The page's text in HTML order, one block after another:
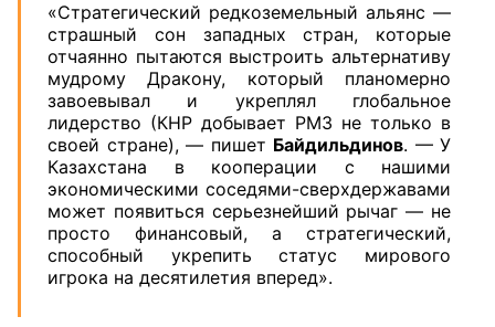
«Стратегический редкоземельный альянс —
страшный сон западных стран, которые
отчаянно пытаются выстроить альтернативу
мудрому Дракону, который планомерно
завоевывал и укреплял глобальное
лидерство (КНР добывает РМЗ не только в
своей стране), — пишет Байдильдинов. — У
Казахстана в кооперации с нашими
экономическими соседями-сверхдержавами
может появиться серьезнейший рычаг — не
просто финансовый, а стратегический,
способный укрепить статус мирового
игрока на десятилетия вперед».